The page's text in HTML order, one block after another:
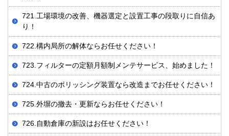
721.工場環境の改善、機器選定と設置工事の段取りに自信あ
り！
722.構内局所の解体ならお任せください！
723.フィルターの定額月額制メンテサービス、始めました！
724.中古のポリッシング装置なら改造までお任せください！
725.外塀の撤去・更新ならお任せください！
726.自動倉庫の新設はお任せください！